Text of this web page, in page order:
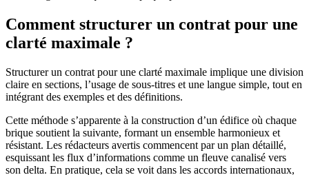
Comment structurer un contrat pour une
clarté maximale ?
Structurer un contrat pour une clarté maximale implique une division
claire en sections, l’usage de sous-titres et une langue simple, tout en
intégrant des exemples et des définitions.
Cette méthode s’apparente à la construction d’un édifice où chaque
brique soutient la suivante, formant un ensemble harmonieux et
résistant. Les rédacteurs avertis commencent par un plan détaillé,
esquissant les flux d’informations comme un fleuve canalisé vers
son delta. En pratique, cela se voit dans les accords internationaux,